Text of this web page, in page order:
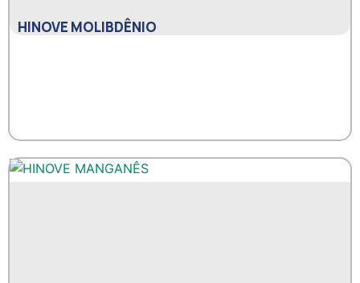
HINOVE MOLIBDÊNIO